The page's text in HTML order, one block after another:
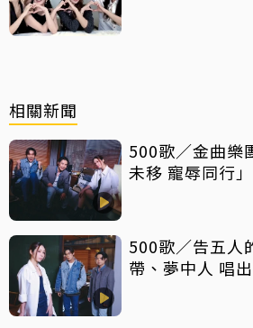
相關新聞
500歌／金曲樂
未移 寵辱同行」
500歌／告五人
帶、夢中人 唱